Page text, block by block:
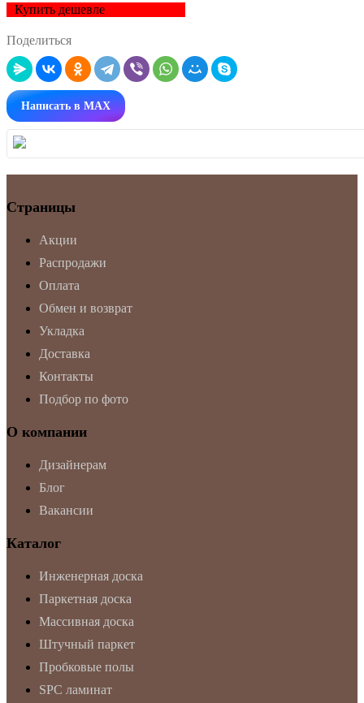
Купить дешевле
Поделиться
Написать в MAX
Страницы
Акции
Распродажи
Оплата
Обмен и возврат
Укладка
Доставка
Контакты
Подбор по фото
О компании
Дизайнерам
Блог
Вакансии
Каталог
Инженерная доска
Паркетная доска
Массивная доска
Штучный паркет
Пробковые полы
SPC ламинат